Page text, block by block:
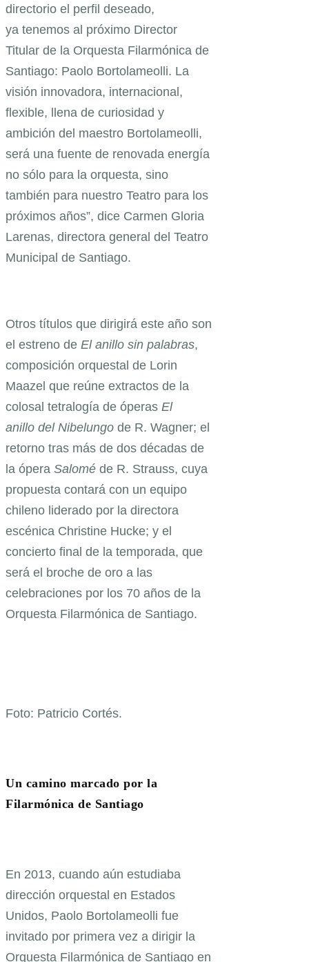
directorio el perfil deseado,
ya tenemos al próximo Director
Titular de la Orquesta Filarmónica de
Santiago: Paolo Bortolameolli. La
visión innovadora, internacional,
flexible, llena de curiosidad y
ambición del maestro Bortolameolli,
será una fuente de renovada energía
no sólo para la orquesta, sino
también para nuestro Teatro para los
próximos años”, dice Carmen Gloria
Larenas, directora general del Teatro
Municipal de Santiago.
Otros títulos que dirigirá este año son
el estreno de El anillo sin palabras,
composición orquestal de Lorin
Maazel que reúne extractos de la
colosal tetralogía de óperas El
anillo del Nibelungo de R. Wagner; el
retorno tras más de dos décadas de
la ópera Salomé de R. Strauss, cuya
propuesta contará con un equipo
chileno liderado por la directora
escénica Christine Hucke; y el
concierto final de la temporada, que
será el broche de oro a las
celebraciones por los 70 años de la
Orquesta Filarmónica de Santiago.
Foto: Patricio Cortés.
Un camino marcado por la
Filarmónica de Santiago
En 2013, cuando aún estudiaba
dirección orquestal en Estados
Unidos, Paolo Bortolameolli fue
invitado por primera vez a dirigir la
Orquesta Filarmónica de Santiago en